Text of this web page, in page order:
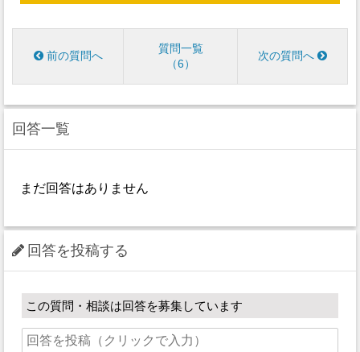
前の質問へ
質問一覧
6
次の質問へ
回答一覧
まだ回答はありません
回答を投稿する
この質問・相談は回答を募集しています